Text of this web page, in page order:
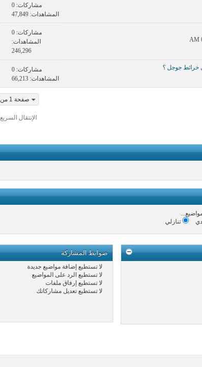
مشاركات:0
المشاهدات: 47,849
مشاركات:0
المشاهدات:
246,296
خرائط جوجل ؟
مشاركات:0
المشاهدات: 66,213
صفحة 1 من 13
الإنتقال السريع
تنازلي
ضوابط المشاركة
لا تستطيع إضافة مواضيع جديدة
لا تستطيع الرد على المواضيع
لا تستطيع إرفاق ملفات
لا تستطيع تعديل مشاركاتك